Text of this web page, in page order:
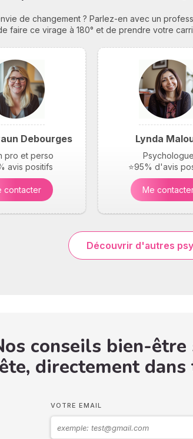
de changement ? Parlez-en avec un
faire ce virage à 180° et de prendre votre
Debourges
pro et perso
avis positifs
contacter
Lynda
Psychologue
⭐95% d'avis
Me
Découvrir d'autres
conseils bien-être
directement
VOTRE EMAIL